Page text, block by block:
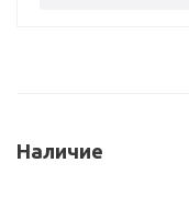
Наличие